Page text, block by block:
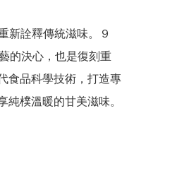
的決心，也是復刻重
食品科學技術，打造專
純樸溫暖的甘美滋味。